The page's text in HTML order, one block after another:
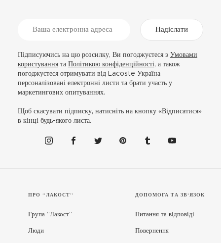
Надіслати
Підписуючись на цю розсилку, Ви погоджуєтеся з Умовами
користуваннята Політикою конфіденційності, а також
погоджуєтеся отримувати від Lacoste Україна
персоналізовані електронні листи та брати участь у
маркетингових опитуваннях.
Щоб скасувати підписку, натисніть на кнопку «Відписатися»
в кінці будь-якого листа.
ПРО “ЛАКОСТ”
Група “Лакост”
Люди
ДОПОМОГА ТА ЗВ'ЯЗОК
Питання та відповіді
Повернення